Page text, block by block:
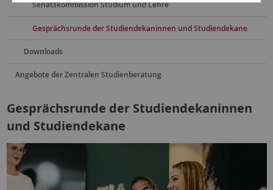
Senatskommission Studium und Lehre
Gesprächsrunde der Studiendekaninnen und Studiendekane
Downloads
Angebote der Zentralen Studienberatung
Gesprächsrunde der Studiendekaninnen
und Studiendekane